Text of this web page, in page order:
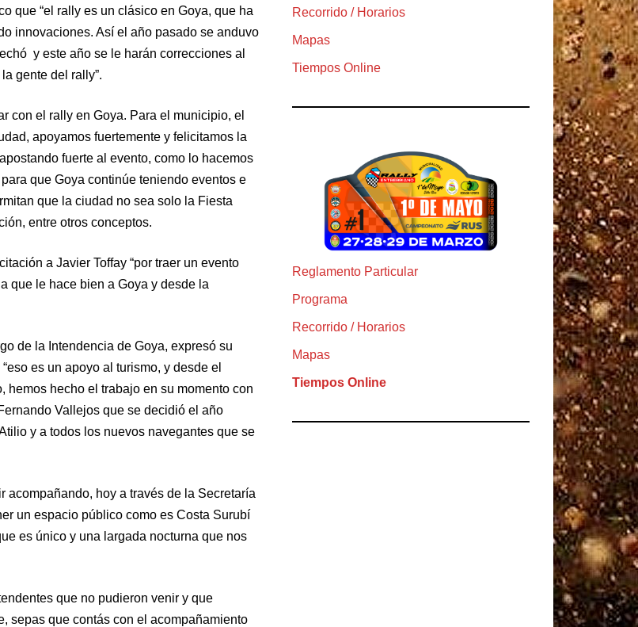
que “el rally es un clásico en Goya, que ha
innovaciones. Así el año pasado se anduvo
y este año se le harán correcciones al
gente del rally”.
con el rally en Goya. Para el municipio, el
apoyamos fuertemente y felicitamos la
fuerte al evento, como lo hacemos
que Goya continúe teniendo eventos e
que la ciudad no sea solo la Fiesta
entre otros conceptos.
a Javier Toffay “por traer un evento
que le hace bien a Goya y desde la
de la Intendencia de Goya, expresó su
es un apoyo al turismo, y desde el
hecho el trabajo en su momento con
Vallejos que se decidió el año
y a todos los nuevos navegantes que se
acompañando, hoy a través de la Secretaría
un espacio público como es Costa Surubí
es único y una largada nocturna que nos
que no pudieron venir y que
sepas que contás con el acompañamiento
Recorrido / Horarios
Mapas
Tiempos Online
Reglamento Particular
Programa
Recorrido / Horarios
Mapas
Tiempos Online